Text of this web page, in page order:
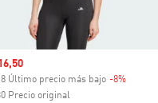
de venta
Último precio más bajo -8%
Precio original